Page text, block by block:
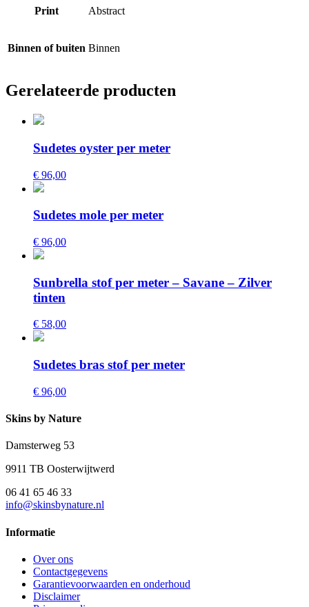
Print Abstract
Binnen of buiten Binnen
Gerelateerde producten
Sudetes oyster per meter
€ 96,00
Sudetes mole per meter
€ 96,00
Sunbrella stof per meter – Savane – Zilver
tinten
€ 58,00
Sudetes bras stof per meter
€ 96,00
Skins by Nature
Damsterweg 53
9911 TB Oosterwijtwerd
06 41 65 46 33
info@skinsbynature.nl
Informatie
Over ons
Contactgegevens
Garantievoorwaarden en onderhoud
Disclaimer